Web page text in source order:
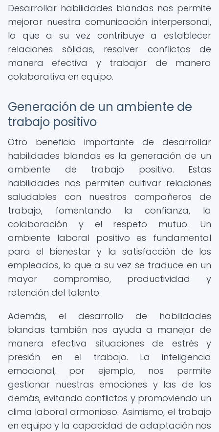
Desarrollar habilidades blandas nos permite
mejorar nuestra comunicación interpersonal,
lo que a su vez contribuye a establecer
relaciones sólidas, resolver conflictos de
manera efectiva y trabajar de manera
colaborativa en equipo.
Generación de un ambiente de
trabajo positivo
Otro beneficio importante de desarrollar
habilidades blandas es la generación de un
ambiente de trabajo positivo. Estas
habilidades nos permiten cultivar relaciones
saludables con nuestros compañeros de
trabajo, fomentando la confianza, la
colaboración y el respeto mutuo. Un
ambiente laboral positivo es fundamental
para el bienestar y la satisfacción de los
empleados, lo que a su vez se traduce en un
mayor compromiso, productividad y
retención del talento.
Además, el desarrollo de habilidades
blandas también nos ayuda a manejar de
manera efectiva situaciones de estrés y
presión en el trabajo. La inteligencia
emocional, por ejemplo, nos permite
gestionar nuestras emociones y las de los
demás, evitando conflictos y promoviendo un
clima laboral armonioso. Asimismo, el trabajo
en equipo y la capacidad de adaptación nos